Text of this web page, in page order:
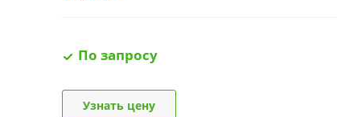
По запросу
Узнать цену